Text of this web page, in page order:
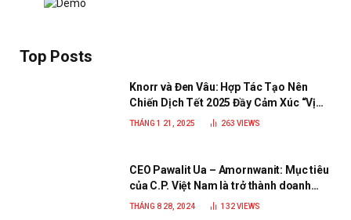
Top Posts
Knorr và Đen Vâu: Hợp Tác Tạo Nên
Chiến Dịch Tết 2025 Đầy Cảm Xúc “Vị
Nhà”
THÁNG 1 21, 2025 263 VIEWS
CEO Pawalit Ua – Amornwanit: Mục tiêu
của C.P. Việt Nam là trở thành doanh
nghiệp xanh, phát triển bền vững
THÁNG 8 28, 2024 132VIEWS